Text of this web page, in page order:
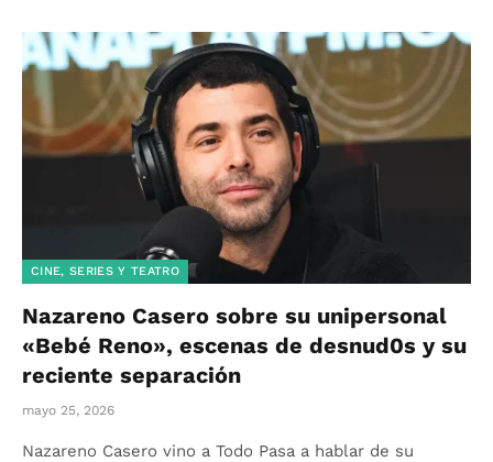
CINE, SERIES Y TEATRO
Nazareno Casero sobre su unipersonal
«Bebé Reno», escenas de desnud0s y su
reciente separación
mayo 25, 2026
Nazareno Casero vino a Todo Pasa a hablar de su